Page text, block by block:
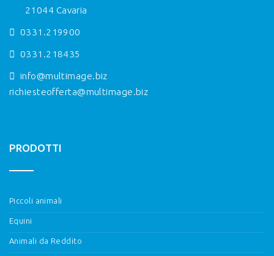
21044 Cavaria
0331.219900
0331.218435
info@multimage.biz
richiesteofferta@multimage.biz
PRODOTTI
Piccoli animali
Equini
Animali da Reddito